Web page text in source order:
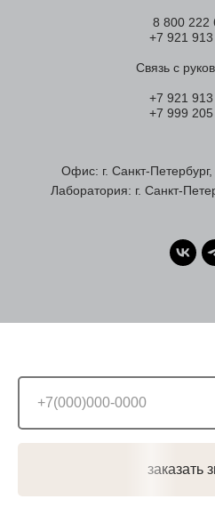
8 800 222
+7 921
Связь с
+7 921
+7 999
Офис: г. Санкт-
Лаборатория: г. Санкт-
заказать